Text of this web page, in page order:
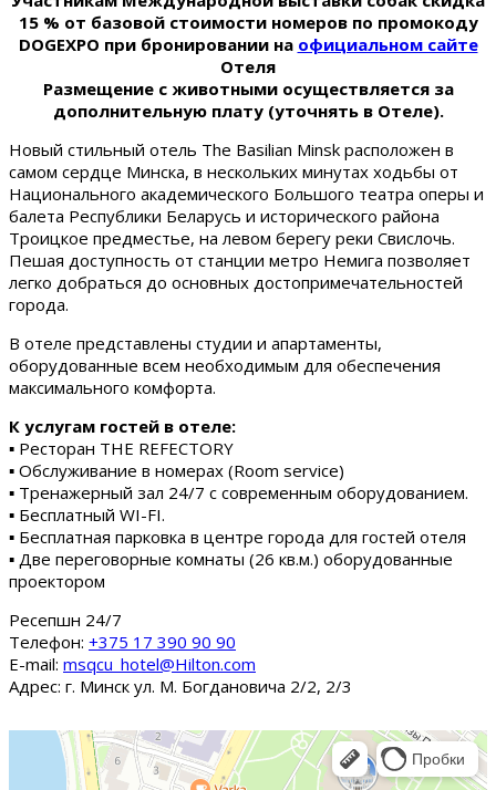
15 % от базовой стоимости номеров по промокоду
DOGEXPO при бронировании на официальном сайте
Отеля
Размещение с животными осуществляется за
дополнительную плату (уточнять в Отеле).
Новый стильный отель The Basilian Minsk расположен в
самом сердце Минска, в нескольких минутах ходьбы от
Национального академического Большого театра оперы и
балета Республики Беларусь и исторического района
Троицкое предместье, на левом берегу реки Свислочь.
Пешая доступность от станции метро Немига позволяет
легко добраться до основных достопримечательностей
города.
В отеле представлены студии и апартаменты,
оборудованные всем необходимым для обеспечения
максимального комфорта.
К услугам гостей в отеле:
▪ Ресторан THE REFECTORY
▪ Обслуживание в номерах (Room service)
▪ Тренажерный зал 24/7 с современным оборудованием.
▪ Бесплатный WI-FI.
▪ Бесплатная парковка в центре города для гостей отеля
▪ Две переговорные комнаты (26 кв.м.) оборудованные
проектором
Ресепшн 24/7
Tелефон: +375 17 390 90 90
E-mail: msqcu_hotel@Hilton.com
Адрес: г. Минск ул. М. Богдановича 2/2, 2/3